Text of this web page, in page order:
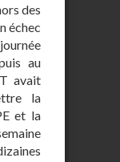
des
échec
au
avait
la
et la